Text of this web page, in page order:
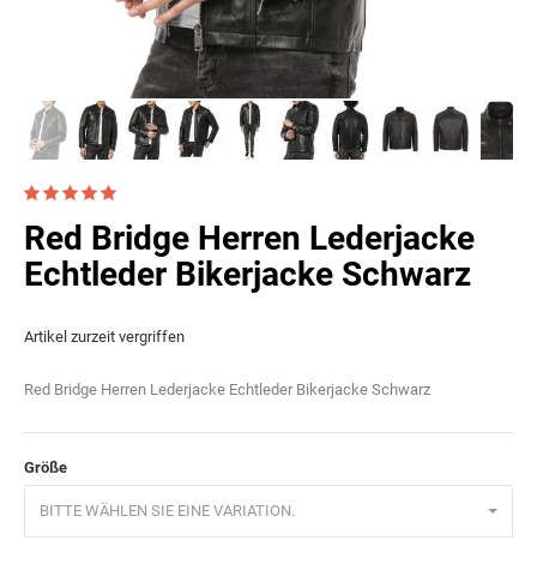
Red Bridge Herren Lederjacke
Echtleder Bikerjacke Schwarz
Artikel zurzeit vergriffen
Red Bridge Herren Lederjacke Echtleder Bikerjacke Schwarz
Größe
BITTE WÄHLEN SIE EINE VARIATION.